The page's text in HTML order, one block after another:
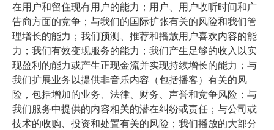
在用户和留住现有用户的能力；用户、用户收听时间和广
告商方面的竞争；与我们的国际扩张有关的风险和我们管
理增长的能力；我们预测、推荐和播放用户喜欢内容的能
力；我们有效变现服务的能力；我们产生足够的收入以实
现盈利的能力或产生正现金流并实现持续增长的能力；与
我们扩展业务以提供非音乐内容（包括播客）有关的风
险，包括增加的业务、法律、财务、声誉和竞争风险；与
我们服务中提供的内容相关的潜在纠纷或责任；与公司或
技术的收购、投资和处置有关的风险；我们播放的大部分